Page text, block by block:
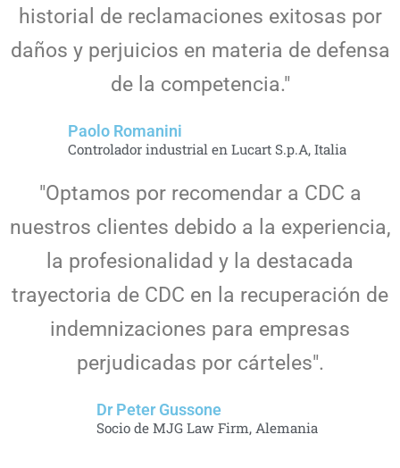
historial de reclamaciones exitosas por
daños y perjuicios en materia de defensa
de la competencia."
Paolo Romanini
Controlador industrial en Lucart S.p.A, Italia
"Optamos por recomendar a CDC a
nuestros clientes debido a la experiencia,
la profesionalidad y la destacada
trayectoria de CDC en la recuperación de
indemnizaciones para empresas
perjudicadas por cárteles".
Dr Peter Gussone
Socio de MJG Law Firm, Alemania